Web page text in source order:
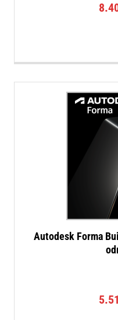
Autodesk Forma